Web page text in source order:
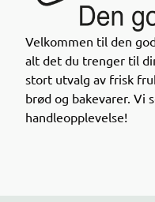
Nå kan du enkelt
Joker-appen!
Gjennom appen får
holdbarhet til en
handle på både for
Velkommen til den
alt det du trenger til
stort utvalg av frisk
brød og bakevarer. Vi
handleopplevelse!